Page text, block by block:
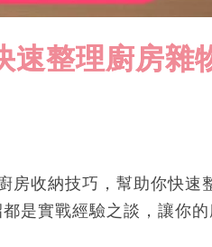
速整理廚房雜
房收納技巧，幫助你快速
是實戰經驗之談，讓你的